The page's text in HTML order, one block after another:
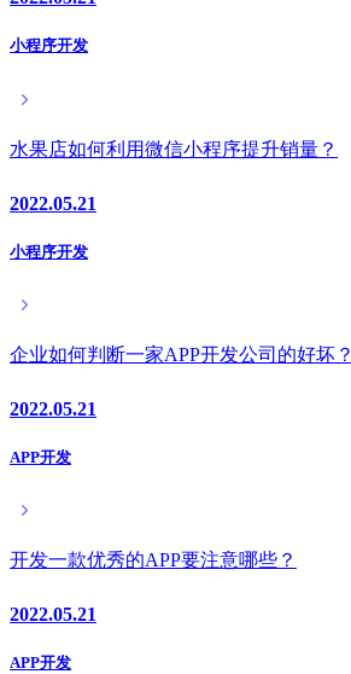
小程序开发
水果店如何利用微信小程序提升销量？
2022.05.21
小程序开发
企业如何判断一家APP开发公司的好坏？
2022.05.21
APP开发
开发一款优秀的APP要注意哪些？
2022.05.21
APP开发